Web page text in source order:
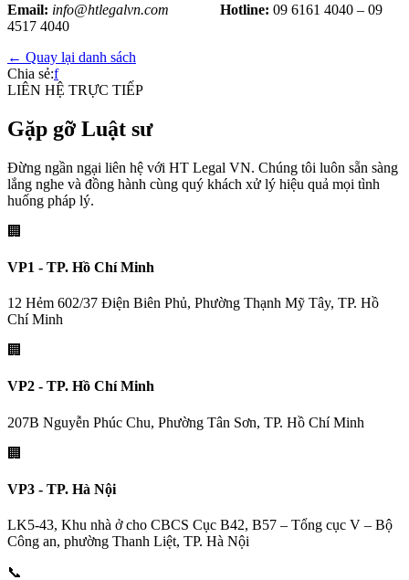
Email: info@htlegalvn.com Hotline: 09 6161 4040 – 09
4517 4040
← Quay lại danh sách
Chia sẻ:f
LIÊN HỆ TRỰC TIẾP
Gặp gỡ Luật sư
Đừng ngần ngại liên hệ với HT Legal VN. Chúng tôi luôn sẵn sàng
lắng nghe và đồng hành cùng quý khách xử lý hiệu quả mọi tình
huống pháp lý.
🏢
VP1 - TP. Hồ Chí Minh
12 Hẻm 602/37 Điện Biên Phủ, Phường Thạnh Mỹ Tây, TP. Hồ
Chí Minh
🏢
VP2 - TP. Hồ Chí Minh
207B Nguyễn Phúc Chu, Phường Tân Sơn, TP. Hồ Chí Minh
🏢
VP3 - TP. Hà Nội
LK5-43, Khu nhà ở cho CBCS Cục B42, B57 – Tổng cục V – Bộ
Công an, phường Thanh Liệt, TP. Hà Nội
📞